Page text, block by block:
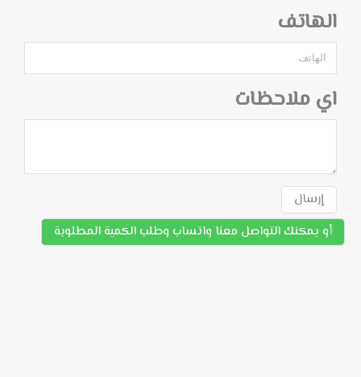
الهاتف
اي ملاحظات
إرسال
أو يمكنك التواصل معنا واتساب وطلب الكمية المطلوبة